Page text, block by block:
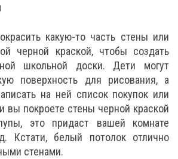
какую-то часть стены или
черной краской, чтобы создать
школьной доски. Дети могут
поверхность для рисования, а
на ней список покупок или
вы покроете стены черной краской
это придаст вашей комнате
Кстати, белый потолок отлично
стенами.